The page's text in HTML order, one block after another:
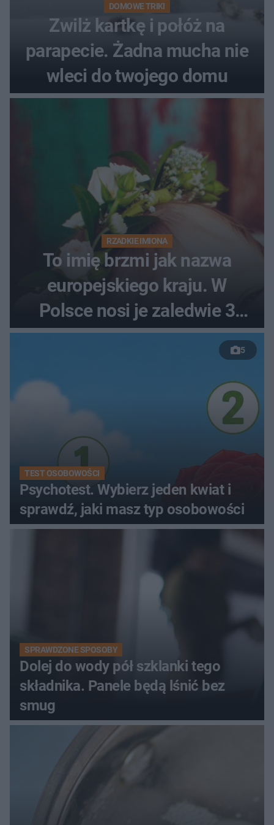
DOMOWE TRIKI
Zwilż kartkę i połóż na
parapecie. Żadna mucha nie
wleci do twojego domu
RZADKIE IMIONA
To imię brzmi jak nazwa
europejskiego kraju. W
Polsce nosi je zaledwie 3
kobiety
5
TEST OSOBOWOŚCI
Psychotest. Wybierz jeden kwiat i
sprawdź, jaki masz typ osobowości
SPRAWDZONE SPOSOBY
Dolej do wody pół szklanki tego
składnika. Panele będą lśnić bez
smug